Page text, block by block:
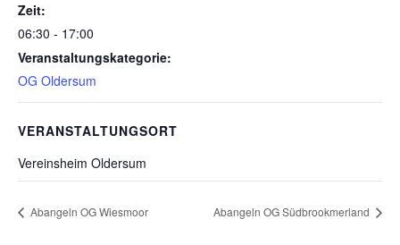
Zeit:
06:30 - 17:00
Veranstaltungskategorie:
OG Oldersum
VERANSTALTUNGSORT
Vereinsheim Oldersum
Abangeln OG Wiesmoor Abangeln OG Südbrookmerland